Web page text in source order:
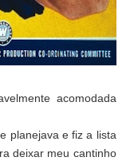
acomodada
planejava e fiz a lista
deixar meu cantinho